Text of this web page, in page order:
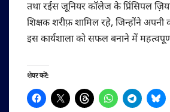
तथा रईस जूनियर कॉलेज के प्रिंसिपल
शिक्षक शरीफ़ शामिल रहे, जिन्होंने
इस कार्यशाला को सफल बनाने में
शेयर करें: